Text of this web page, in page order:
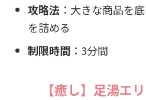
攻略法 ：大きな商品を
を詰める
制限時間 ：3分間
【癒し】足湯エ